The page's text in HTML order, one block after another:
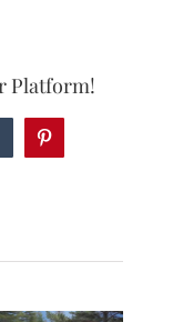
Platform!
Pinterest